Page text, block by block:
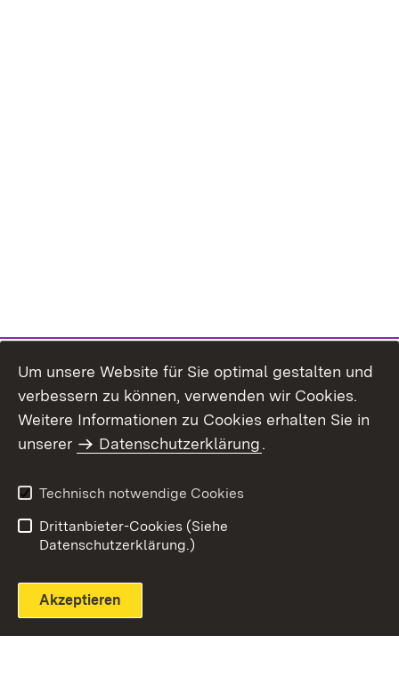
Themenübersicht
Um unsere Website für Sie optimal gestalten und
verbessern zu können, verwenden wir Cookies.
Weitere Informationen zu Cookies erhalten Sie in
unserer
Datenschutzerklärung.
Technisch notwendige Cookies
Drittanbieter-Cookies (Siehe
Datenschutzerklärung.)
Akzeptieren